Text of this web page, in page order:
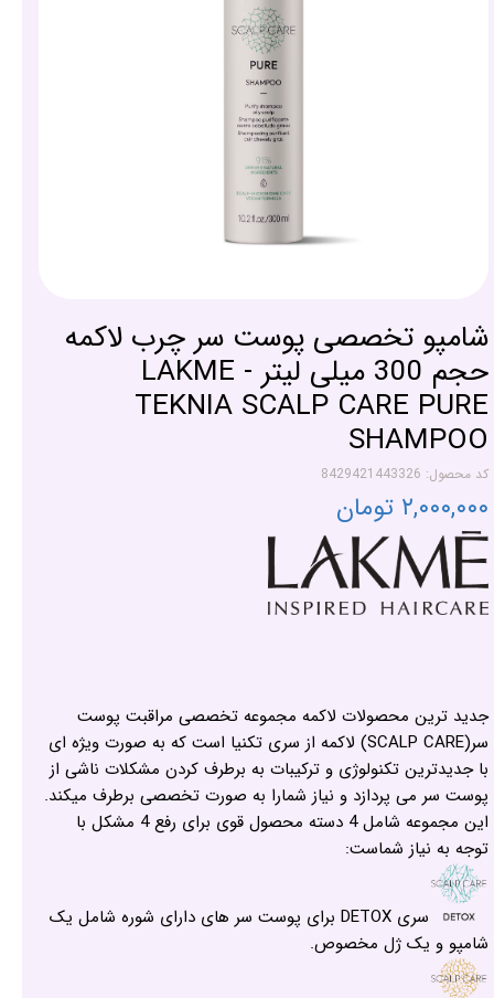
شامپو تخصصی پوست سر چرب لاکمه
حجم 300 میلی لیتر - LAKME
TEKNIA SCALP CARE PURE
SHAMPOO
کد محصول: 8429421443326
۲,۰۰۰,۰۰۰ تومان
جدید ترین محصولات لاکمه مجموعه تخصصی مراقبت پوست
سر(SCALP CARE) لاکمه از سری تکنیا است که به صورت ویژه ای
با جدیدترین تکنولوژی و ترکیبات به برطرف کردن مشکلات ناشی از
پوست سر می پردازد و نیاز شمارا به صورت تخصصی برطرف میکند.
این مجموعه شامل 4 دسته محصول قوی برای رفع 4 مشکل با
توجه به نیاز شماست:
سری DETOX برای پوست سر های دارای شوره شامل یک
شامپو و یک ژل مخصوص.